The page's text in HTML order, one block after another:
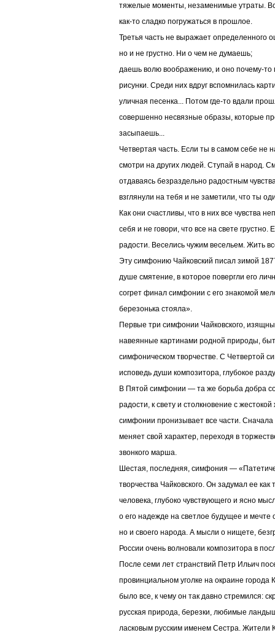
тяжелые моменты, незаменимые утраты.
как-то сладко погружаться в прошлое.
Третья часть не выражает определенного
но и не грустно. Ни о чем не думаешь;
даешь волю воображению, и оно почему-то
рисунки. Среди них вдруг вспомнилась
уличная песенка... Потом где-то вдали
совершенно несвязные образы, которые
засыпаешь...
Четвертая часть. Если ты в самом себе не
смотри на других людей. Ступай в народ.
отдаваясь безраздельно радостным
взглянули на тебя и не заметили, что ты
Как они счастливы, что в них все чувства
себя и не говори, что все на свете
радости. Веселись чужим весельем. Жить
Эту симфонию Чайковский писал зимой
душе смятение, в которое повергли его
согрет финал симфонии с его знакомой
березонька стояла».
Первые три симфонии Чайковского,
навеянные картинами родной природы,
симфоническом творчестве. С Четвертой
исповедь души композитора, глубокое
В Пятой симфонии — та же борьба добра
радости, к свету и столкновение с
симфонии пронизывает все части. Сначала
меняет свой характер, переходя в
звонкого марша.
Шестая, последняя, симфония —
творчества Чайковского. Он задумал ее как
человека, глубоко чувствующего и ясно
о его надежде на светлое будущее и мечте
но и своего народа. А мысли о нищете,
России очень волновали композитора в
После семи лет странствий Петр Ильич
провинциальном уголке на окраине города
было все, к чему он так давно стремился:
русская природа, березки, любимые
ласковым русским именем Сестра. Жители